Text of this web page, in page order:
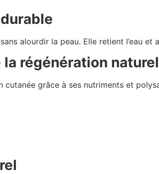
alourdir la peau. Elle retient l’eau
régénération
grâce à ses nutriments et